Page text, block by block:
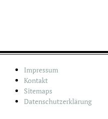
Impressum
Kontakt
Sitemaps
Datenschutzerklärung